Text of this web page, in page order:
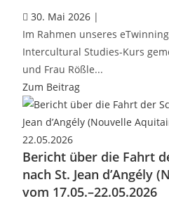
30. Mai 2026 |
Im Rahmen unseres
Intercultural Studies-Kurs
und Frau Rößle...
Zum Beitrag
Bericht über die Fahrt
nach St. Jean d’Angély
vom 17.05.–22.05.2026